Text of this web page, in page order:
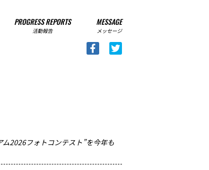
PROGRESS REPORTS
活動報告
MESSAGE
メッセージ
ム2026フォトコンテスト”を今年も